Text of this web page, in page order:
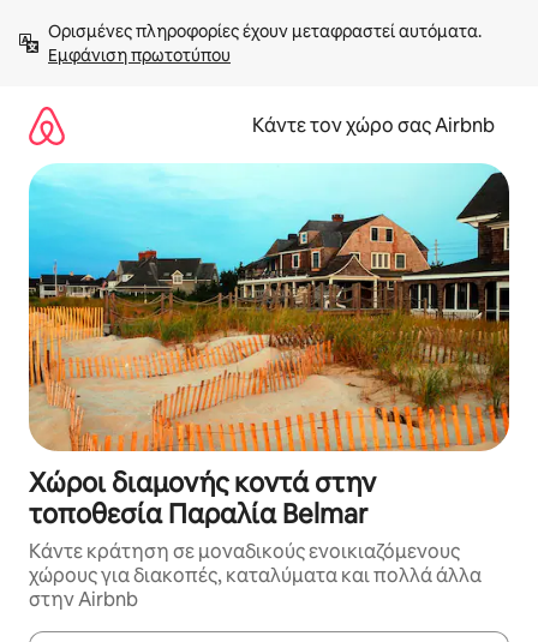
στο
περιεχόμενοΕμφάνιση πρωτοτύπου
Κάντε τον χώρο σας Airbnb
Χώροι διαμονής κοντά στην
τοποθεσία Παραλία Belmar
Κάντε κράτηση σε μοναδικούς ενοικιαζόμενους
χώρους για διακοπές, καταλύματα και πολλά άλλα
στην Airbnb